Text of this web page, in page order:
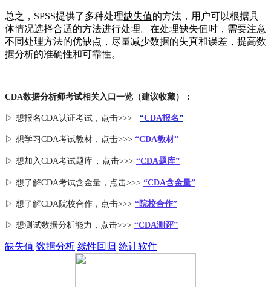
总之，SPSS提供了多种处理缺失值的方法，用户可以根据具
体情况选择合适的方法进行处理。在处理缺失值时，需要注意
不同处理方法的优缺点，尽量减少数据的失真和误差，提高数
据分析的准确性和可靠性。
CDA数据分析师考试相关入口一览（建议收藏）：
▷ 想报名CDA认证考试，点击>>> “CDA报名”
▷ 想学习CDA考试教材，点击>>> “CDA教材”
▷ 想加入CDA考试题库 ， 点击>>> “CDA题库”
▷ 想了解CDA考试含金量 ，点击>>> “CDA含金量”
▷ 想了解CDA院校合作 ，点击>>> “院校合作”
▷ 想测试数据分析能力，点击>>> “CDA测评”
缺失值 数据分析 线性回归 统计软件